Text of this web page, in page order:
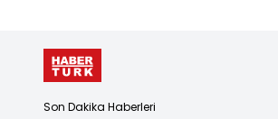
Son Dakika Haberleri